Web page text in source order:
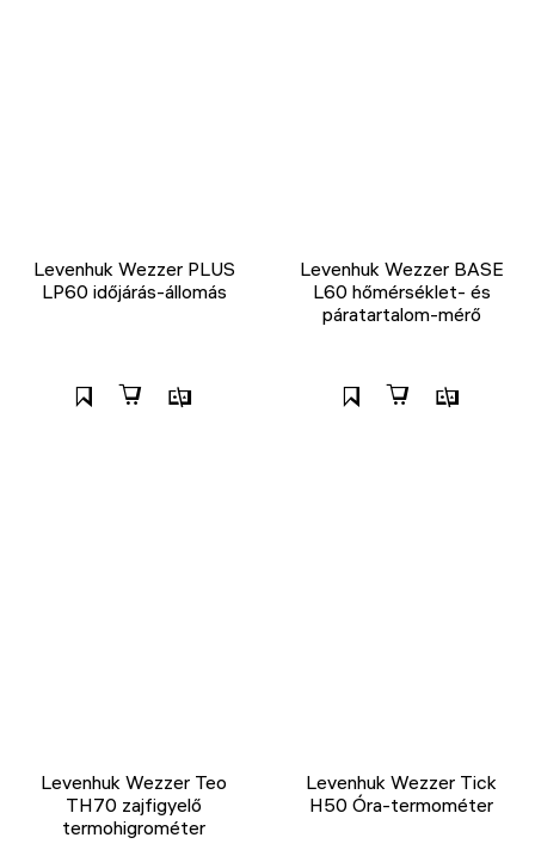
Levenhuk Wezzer PLUS
LP60 időjárás-állomás
Levenhuk Wezzer BASE
L60 hőmérséklet- és
páratartalom-mérő
Levenhuk Wezzer Teo
TH70 zajfigyelő
termohigrométer
Levenhuk Wezzer Tick
H50 Óra-termométer